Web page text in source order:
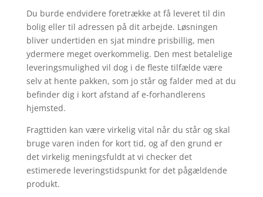
Du burde endvidere foretrække at få leveret til din
bolig eller til adressen på dit arbejde. Løsningen
bliver undertiden en sjat mindre prisbillig, men
ydermere meget overkommelig. Den mest betalelige
leveringsmulighed vil dog i de fleste tilfælde være
selv at hente pakken, som jo står og falder med at du
befinder dig i kort afstand af e-forhandlerens
hjemsted.
Fragttiden kan være virkelig vital når du står og skal
bruge varen inden for kort tid, og af den grund er
det virkelig meningsfuldt at vi checker det
estimerede leveringstidspunkt for det pågældende
produkt.